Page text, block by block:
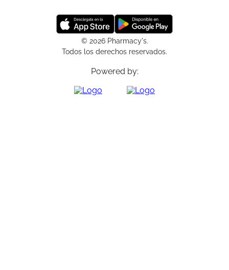
© 2026 Pharmacy's.
Todos los derechos reservados.
Powered by: